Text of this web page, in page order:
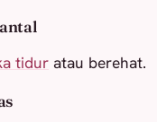
tidur atau berehat.